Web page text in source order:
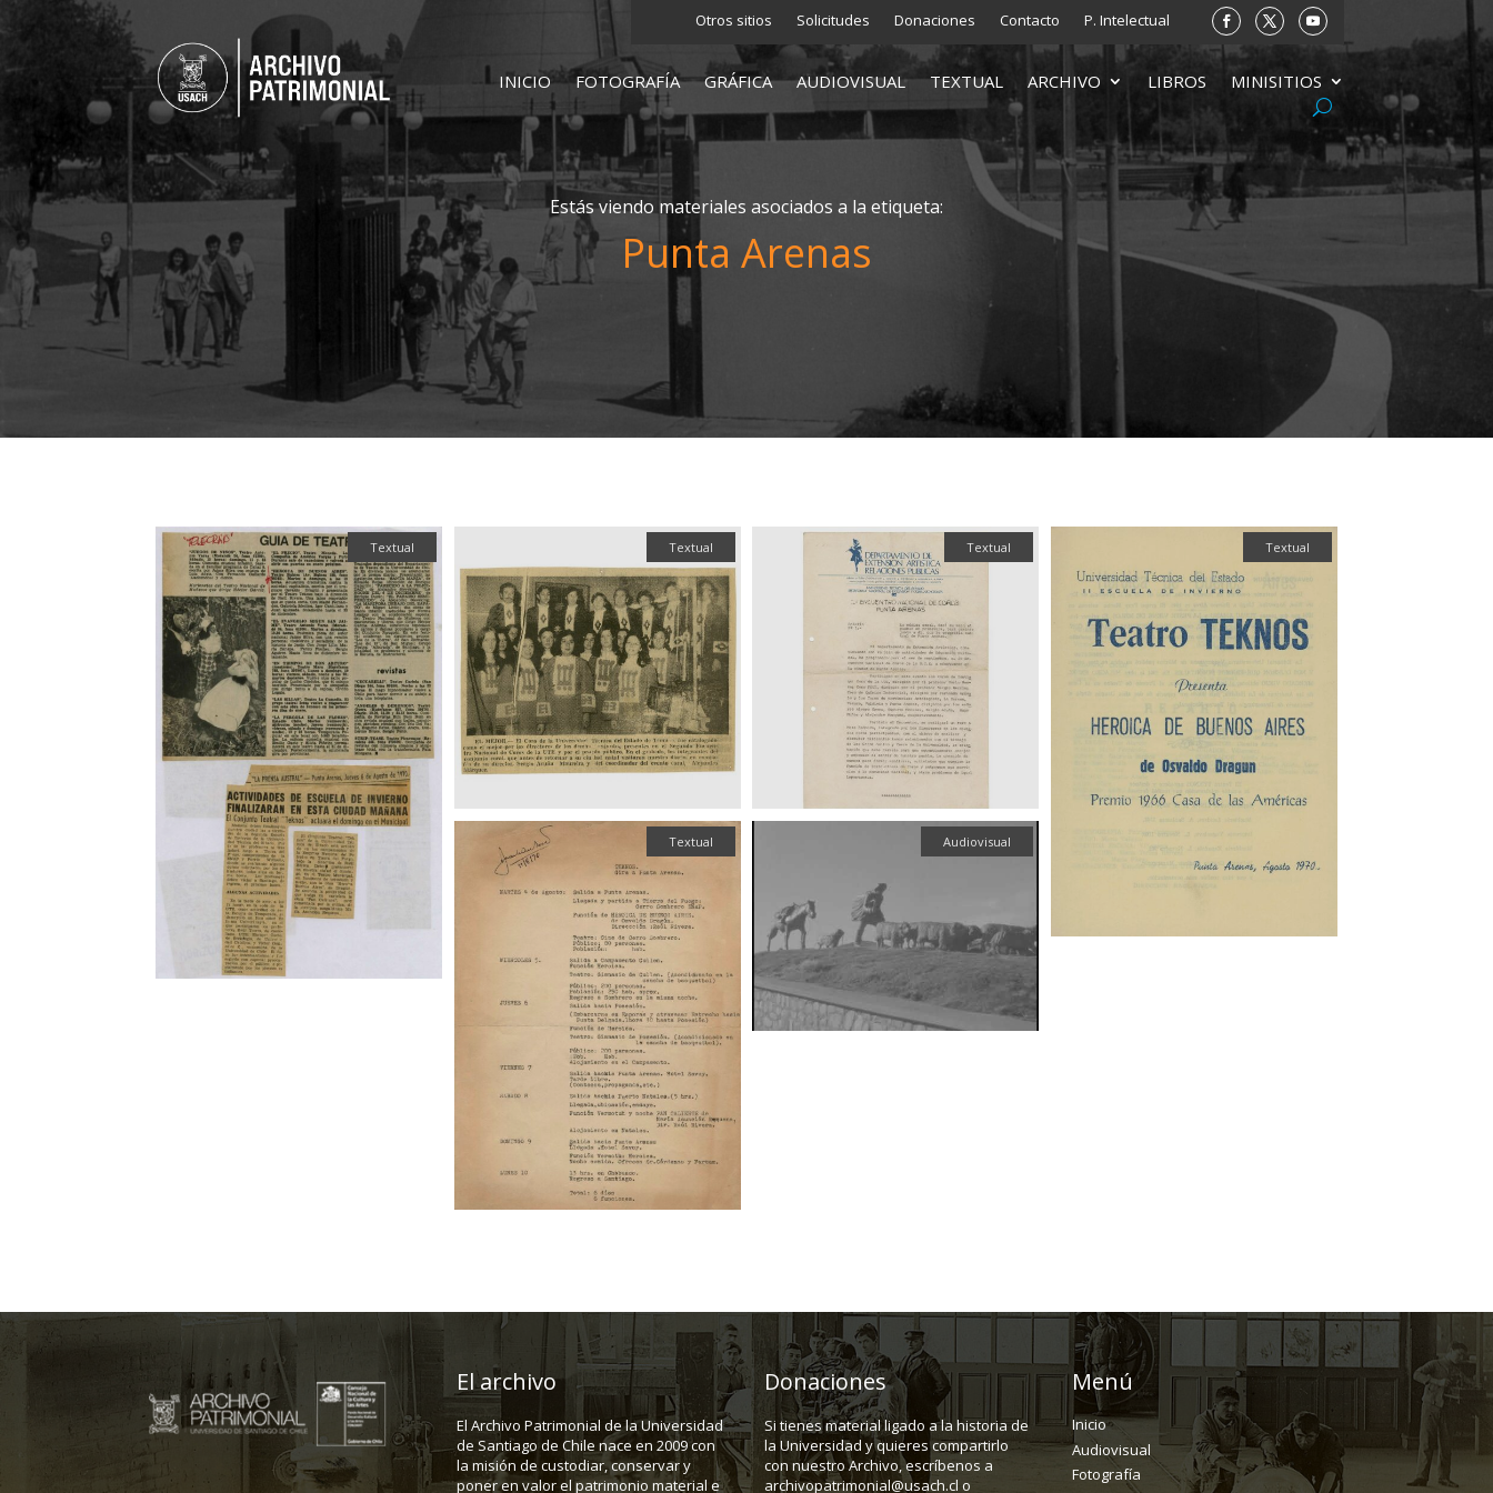
Otros sitios Solicitudes Donaciones Contacto P. Intelectual
INICIO FOTOGRAFÍA GRÁFICA AUDIOVISUAL TEXTUAL ARCHIVO LIBROS MINISITIOS
Estás viendo materiales asociados a la etiqueta:
Punta Arenas
Textual Textual Textual Textual
Textual Audiovisual
El archivo
El Archivo Patrimonial de la Universidad
de Santiago de Chile nace en 2009 con
la misión de custodiar, conservar y
poner en valor el patrimonio material e
Donaciones
Si tienes material ligado a la historia de
la Universidad y quieres compartirlo
con nuestro Archivo, escríbenos a
archivopatrimonial@usach.cl o
Menú
Inicio
Audiovisual
Fotografía